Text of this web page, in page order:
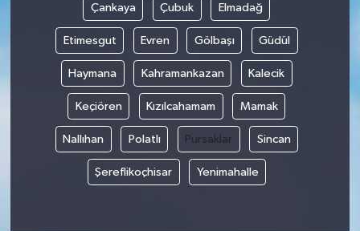
Çankaya Çubuk Elmadağ
Etimesgut Evren Gölbaşı Güdül
Haymana Kahramankazan Kalecik
Keçiören Kızılcahamam Mamak
Nallıhan Polatlı Pursaklar Sincan
Şereflikoçhisar Yenimahalle